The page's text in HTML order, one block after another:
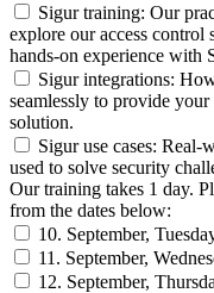
Sigur training: Our
explore our access control
hands-on experience with
Sigur integrations:
seamlessly to provide
solution.
Sigur use cases:
used to solve security
Our training takes 1 day.
from the dates below:
10. September,
11. September,
12. September,